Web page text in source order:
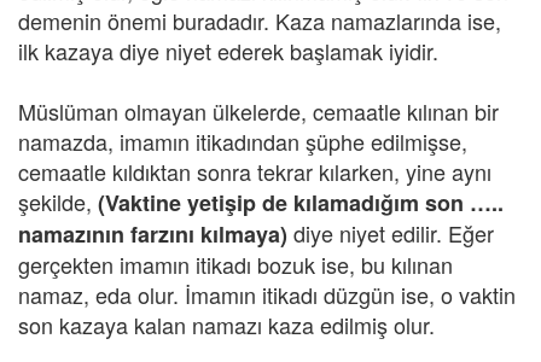
demenin önemi buradadır. Kaza namazlarında ise,
ilk kazaya diye niyet ederek başlamak iyidir.
Müslüman olmayan ülkelerde, cemaatle kılınan bir
namazda, imamın itikadından şüphe edilmişse,
cemaatle kıldıktan sonra tekrar kılarken, yine aynı
şekilde, (Vaktine yetişip de kılamadığım son …..
namazının farzını kılmaya) diye niyet edilir. Eğer
gerçekten imamın itikadı bozuk ise, bu kılınan
namaz, eda olur. İmamın itikadı düzgün ise, o vaktin
son kazaya kalan namazı kaza edilmiş olur.